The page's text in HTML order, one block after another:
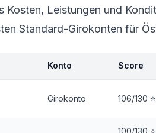
Kosten, Leistungen und
Standard-Girokonten für
Konto Score
Girokonto 106/130
100/130 ⭐